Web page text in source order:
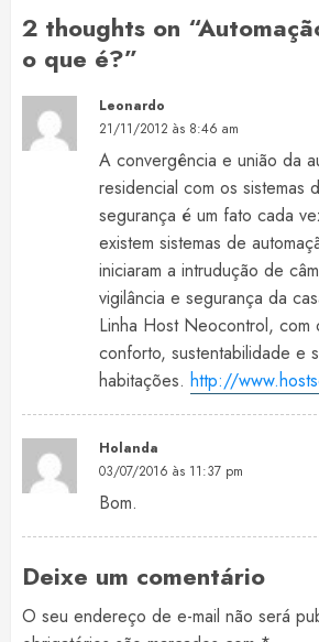
2 thoughts on “
o que é?”
Leonardo
21/11/2012 às 8:46 am
A convergência e união da
residencial com os sistemas
segurança é um fato cada
existem sistemas de
iniciaram a intrudução de
vigilância e segurança da
Linha Host Neocontrol,
conforto, sustentabilidade e
habitações. http://
Holanda
03/07/2016 às 11:37 pm
Bom.
Deixe um comentário
O seu endereço de e-mail não será